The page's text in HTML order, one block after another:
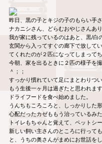
昨日、黒の子とキジの子のもらい手
ナカニシさん、どらむおやじさんあ
我が家に残っているのはあと、黒/白
玄関から入ってすぐの廊下で放して
てくれたのが２匹になってしまって
今朝、家を出るときに２匹の様子を
＾；；
すっかり慣れていて足にまとわりつ
もう生後一ヶ月は過ぎたと思われま
ドライフードを食べ始めました。
うんちもころころと、しっかりした
心配だったカゼももう治っているみ
トイレもちゃんと覚えて、ペットシ
新しい飼い主さんのところに行って
と、うちの奥さんがまめにお世話を